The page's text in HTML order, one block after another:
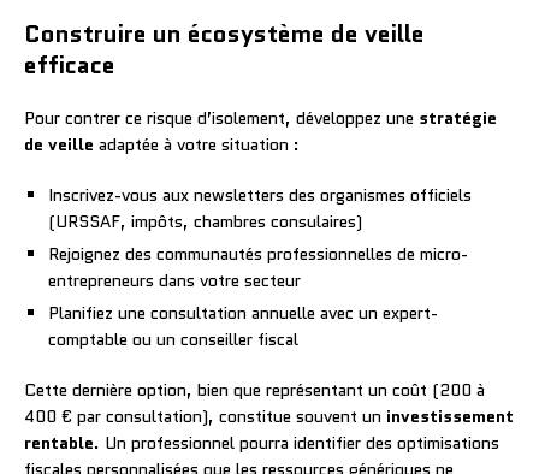
Construire un écosystème de veille
efficace
Pour contrer ce risque d’isolement, développez une stratégie
de veille adaptée à votre situation :
Inscrivez-vous aux newsletters des organismes officiels
(URSSAF, impôts, chambres consulaires)
Rejoignez des communautés professionnelles de micro-
entrepreneurs dans votre secteur
Planifiez une consultation annuelle avec un expert-
comptable ou un conseiller fiscal
Cette dernière option, bien que représentant un coût (200 à
400 € par consultation), constitue souvent un investissement
rentable. Un professionnel pourra identifier des optimisations